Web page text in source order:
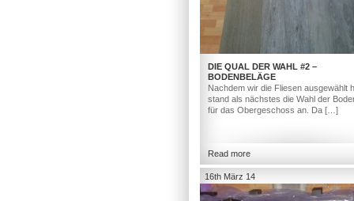
DIE QUAL DER WAHL #2 –
BODENBELÄGE
Nachdem wir die Fliesen ausgewählt
stand als nächstes die Wahl der
für das Obergeschoss an. Da […]
Read more
16th März 14